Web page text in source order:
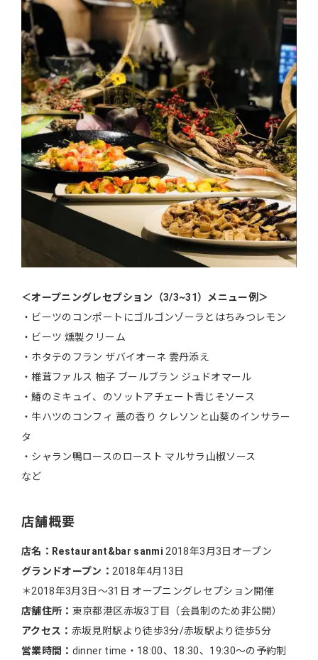
＜オープニングレセプション（3/3~31）メニュー例＞
・ビーツのコンポートにゴルゴンゾーラとはちみつレモン
・ビーツ 燻製クリーム
・ホタテのフラン ザバイオーネ 雲丹添え
・椎茸ファルス 柚子 ブールブラン ジュドオマール
・鰆のミキュイ、のソットアチェート青じそソース
・牛ハツのコンフィ 藁の香り クレソンと山葵のインサラー
タ
・シャラン鴨ロースのロースト マルサラ山椒ソース
など
店舗概要
店名：Restaurant&bar sanmi 2018年3月3日オープン
グランドオープン： 2018年4月13日
＊2018年3月3日〜31日 オープニングレセプション開催
店舗住所： 東京都港区赤坂3丁目（会員制のため非公開）
アクセス： 赤坂見附駅より徒歩3分/赤坂駅より徒歩5分
営業時間： dinner time・18:00、18:30、19:30〜の予約制